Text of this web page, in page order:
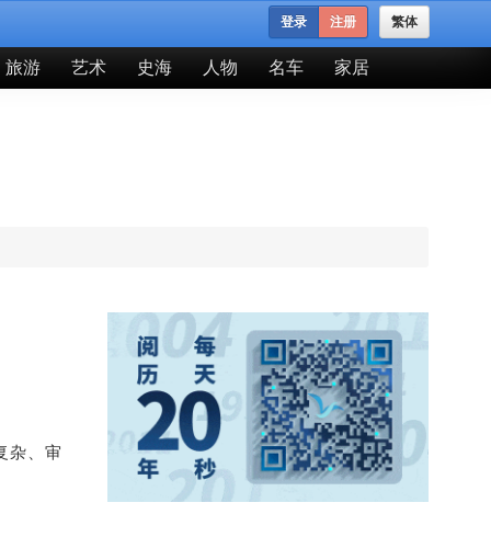
繁体
登录 注册
旅游 艺术 史海 人物 名车 家居
杂、审